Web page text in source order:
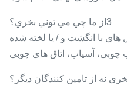
3از ما چي مي توني بخري؟
های با انگشت و / یا لخته شده
چوبی، آسیاب، اتاق های چوبی